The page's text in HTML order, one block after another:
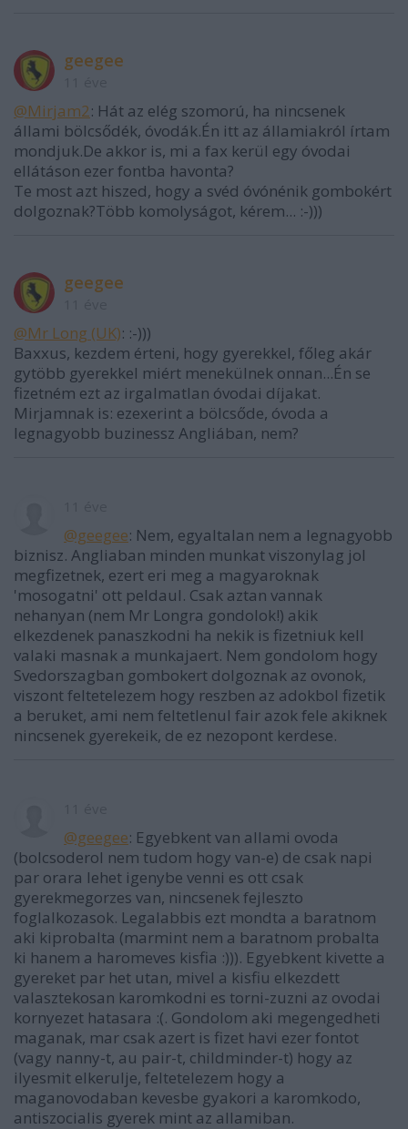
geegee
@Mirjam2: Hát az elég szomorú, ha nincsenek
állami bölcsődék, óvodák.Én itt az államiakról írtam
mondjuk.De akkor is, mi a fax kerül egy óvodai
ellátáson ezer fontba havonta?
Te most azt hiszed, hogy a svéd óvónénik gombokért
dolgoznak?Több komolyságot, kérem... :-)))
geegee
@Mr Long (UK): :-)))
Baxxus, kezdem érteni, hogy gyerekkel, főleg akár
gytöbb gyerekkel miért menekülnek onnan...Én se
fizetném ezt az irgalmatlan óvodai díjakat.
Mirjamnak is: ezexerint a bölcsőde, óvoda a
legnagyobb buzinessz Angliában, nem?
@geegee: Nem, egyaltalan nem a legnagyobb
biznisz. Angliaban minden munkat viszonylag jol
megfizetnek, ezert eri meg a magyaroknak
'mosogatni' ott peldaul. Csak aztan vannak
nehanyan (nem Mr Longra gondolok!) akik
elkezdenek panaszkodni ha nekik is fizetniuk kell
valaki masnak a munkajaert. Nem gondolom hogy
Svedorszagban gombokert dolgoznak az ovonok,
viszont feltetelezem hogy reszben az adokbol fizetik
a beruket, ami nem feltetlenul fair azok fele akiknek
nincsenek gyerekeik, de ez nezopont kerdese.
@geegee: Egyebkent van allami ovoda
(bolcsoderol nem tudom hogy van-e) de csak napi
par orara lehet igenybe venni es ott csak
gyerekmegorzes van, nincsenek fejleszto
foglalkozasok. Legalabbis ezt mondta a baratnom
aki kiprobalta (marmint nem a baratnom probalta
ki hanem a haromeves kisfia :))). Egyebkent kivette a
gyereket par het utan, mivel a kisfiu elkezdett
valasztekosan karomkodni es torni-zuzni az ovodai
kornyezet hatasara :(. Gondolom aki megengedheti
maganak, mar csak azert is fizet havi ezer fontot
(vagy nanny-t, au pair-t, childminder-t) hogy az
ilyesmit elkerulje, feltetelezem hogy a
maganovodaban kevesbe gyakori a karomkodo,
antiszocialis gyerek mint az allamiban.